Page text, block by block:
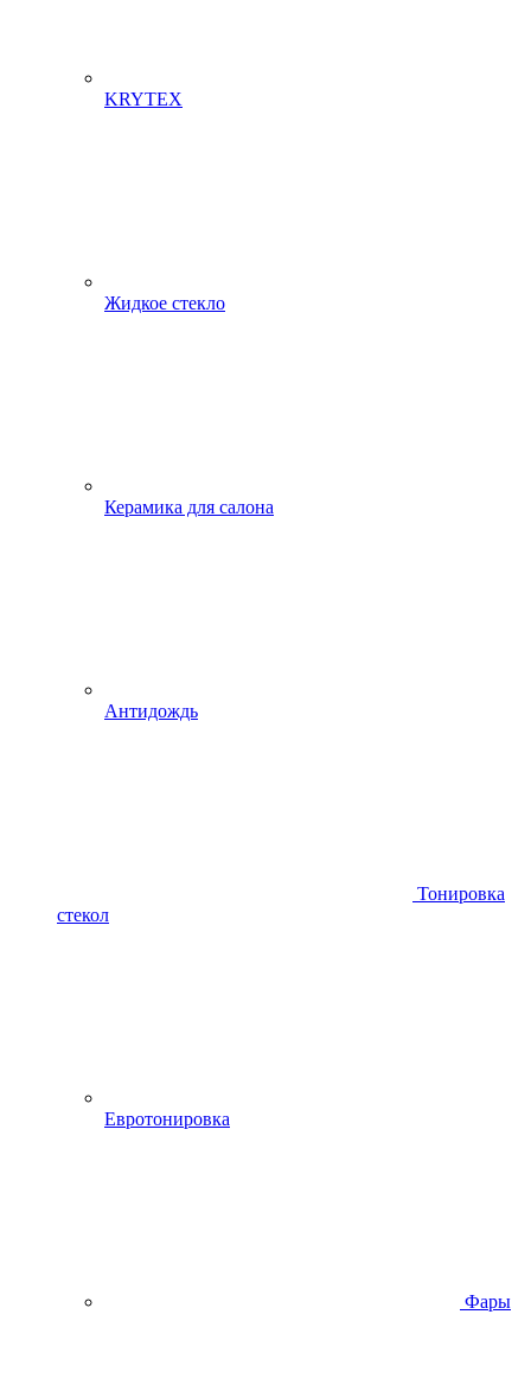
KRYTEX
Жидкое стекло
Керамика для салона
Антидождь
Тонировка
стекол
Евротонировка
Фары